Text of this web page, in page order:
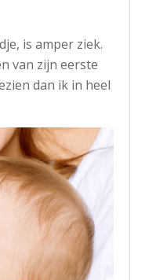
is amper ziek.
van zijn eerste
dan ik in heel